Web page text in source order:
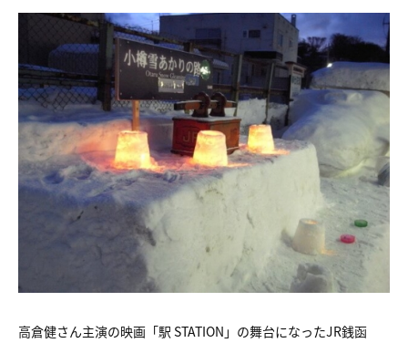
高倉健さん主演の映画「駅 STATION」の舞台になったJR銭函